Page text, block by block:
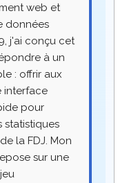
web et
données
j'ai conçu cet
à un
: offrir aux
interface
pour
statistiques
la FDJ. Mon
sur une